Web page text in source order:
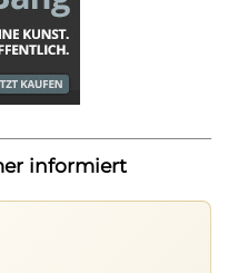
informiert